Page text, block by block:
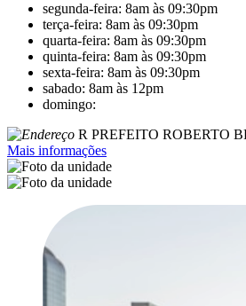
segunda-feira: 8am às 09:30pm
terça-feira: 8am às 09:30pm
quarta-feira: 8am às 09:30pm
quinta-feira: 8am às 09:30pm
sexta-feira: 8am às 09:30pm
sabado: 8am às 12pm
domingo:
R PREFEITO ROBERTO
Mais informações